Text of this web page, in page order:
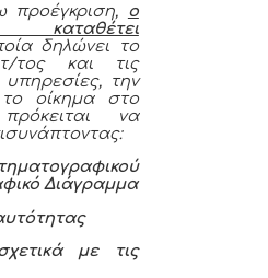
προέγκριση, ο
καταθέτει
δηλώνει το
τος και τις
την
οίκημα στο
να
Διάγραμμα
με τις